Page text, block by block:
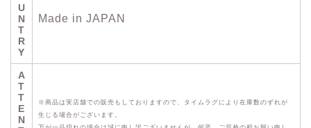
U
N
T
R
Y
Made in JAPAN
A
T
T
E
N
※商品は実店舗での販売もしておりますので、タイムラグにより在庫数のずれが
生じる場合がございます。